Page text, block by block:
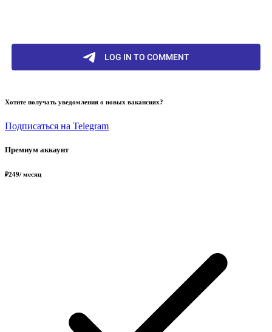
Хотите получать уведомления о новых вакансиях?
Подписаться на Telegram
Премиум аккаунт
₽249/ месяц